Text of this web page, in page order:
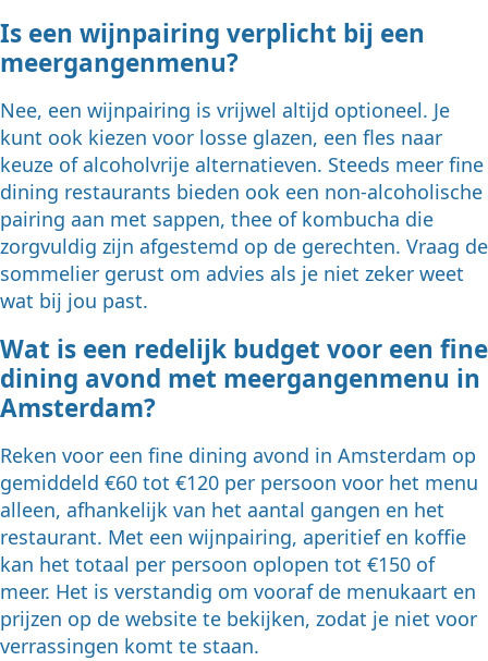
Is een wijnpairing verplicht bij een
meergangenmenu?
Nee, een wijnpairing is vrijwel altijd optioneel. Je
kunt ook kiezen voor losse glazen, een fles naar
keuze of alcoholvrije alternatieven. Steeds meer fine
dining restaurants bieden ook een non-alcoholische
pairing aan met sappen, thee of kombucha die
zorgvuldig zijn afgestemd op de gerechten. Vraag de
sommelier gerust om advies als je niet zeker weet
wat bij jou past.
Wat is een redelijk budget voor een fine
dining avond met meergangenmenu in
Amsterdam?
Reken voor een fine dining avond in Amsterdam op
gemiddeld €60 tot €120 per persoon voor het menu
alleen, afhankelijk van het aantal gangen en het
restaurant. Met een wijnpairing, aperitief en koffie
kan het totaal per persoon oplopen tot €150 of
meer. Het is verstandig om vooraf de menukaart en
prijzen op de website te bekijken, zodat je niet voor
verrassingen komt te staan.